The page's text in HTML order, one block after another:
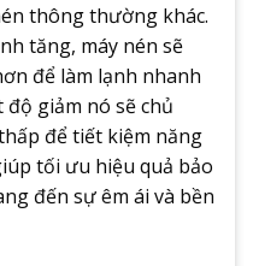
thông thường khác.
tăng, máy nén sẽ
để làm lạnh nhanh
giảm nó sẽ chủ
để tiết kiệm năng
tối ưu hiệu quả bảo
đến sự êm ái và bền